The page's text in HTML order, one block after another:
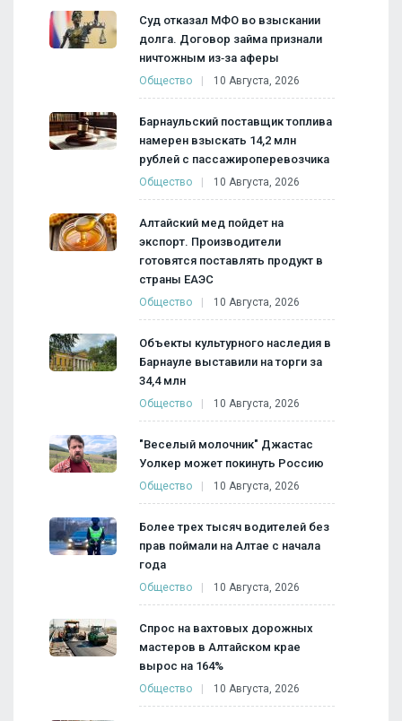
Суд отказал МФО во взыскании
долга. Договор займа признали
ничтожным из‑за аферы
Общество 10 Августа, 2026
Барнаульский поставщик топлива
намерен взыскать 14,2 млн
рублей с пассажироперевозчика
Общество 10 Августа, 2026
Алтайский мед пойдет на
экспорт. Производители
готовятся поставлять продукт в
страны ЕАЭС
Общество 10 Августа, 2026
Объекты культурного наследия в
Барнауле выставили на торги за
34,4 млн
Общество 10 Августа, 2026
"Веселый молочник" Джастас
Уолкер может покинуть Россию
Общество 10 Августа, 2026
Более трех тысяч водителей без
прав поймали на Алтае с начала
года
Общество 10 Августа, 2026
Спрос на вахтовых дорожных
мастеров в Алтайском крае
вырос на 164%
Общество 10 Августа, 2026